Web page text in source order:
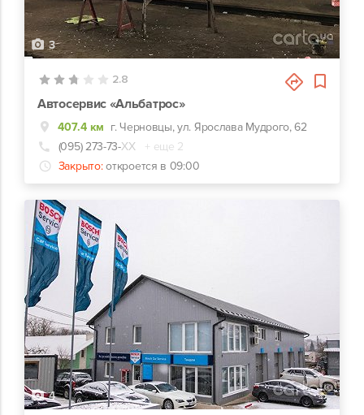
3
2.8
Автосервис «Альбатрос»
407.4 км г. Черновцы, ул. Ярослава Мудрого, 62
(095) 273-73-ХХ
+ еще 2
Закрыто: откроется в 09:00
4